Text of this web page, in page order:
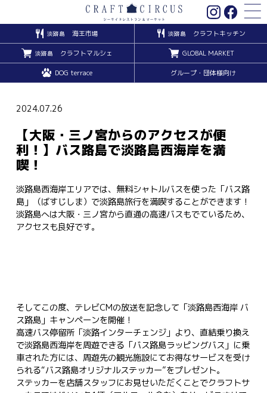
淡路島 海王市場 淡路島 クラフトキッチン
淡路島 クラフトマルシェ GLOBAL MARKET
DOG terrace グループ・団体様向け
2024.07.26
【大阪・三ノ宮からのアクセスが便
利！】バス路島で淡路島西海岸を満
喫！
淡路島西海岸エリアでは、無料シャトルバスを使った「バス路
島」（ばすじしま）で淡路島旅行を満喫することができます！
淡路島へは大阪・三ノ宮から直通の高速バスもでているため、
アクセスも良好です。
そしてこの度、テレビCMの放送を記念して「淡路島西海岸 バ
ス路島」キャンペーンを開催！
高速バス停留所「淡路インターチェンジ」より、直結乗り換え
で淡路島西海岸を周遊できる「バス路島ラッピングバス」に乗
車された方には、周遊先の観光施設にてお得なサービスを受け
られる“バス路島オリジナルステッカー”をプレゼント。
ステッカーを店舗スタッフにお見せいただくことでクラフトサ